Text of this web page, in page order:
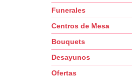
Funerales
Centros de Mesa
Bouquets
Desayunos
Ofertas